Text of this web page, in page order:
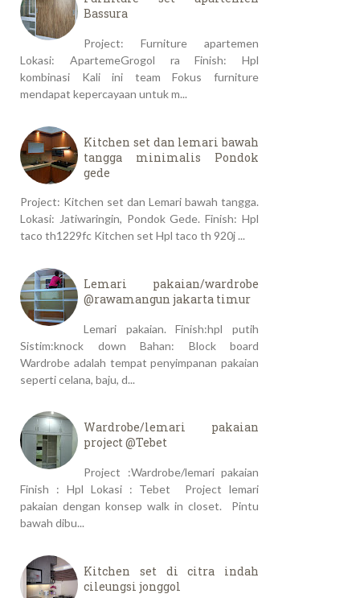
Bassura
Project: Furniture apartemen
Lokasi: ApartemeGrogol ra Finish: Hpl
kombinasi Kali ini team Fokus furniture
mendapat kepercayaan untuk m...
Kitchen set dan lemari bawah
tangga minimalis Pondok
gede
Project: Kitchen set dan Lemari bawah tangga.
Lokasi: Jatiwaringin, Pondok Gede. Finish: Hpl
taco th1229fc Kitchen set Hpl taco th 920j ...
Lemari pakaian/wardrobe
@rawamangun jakarta timur
Lemari pakaian. Finish:hpl putih
Sistim:knock down Bahan: Block board
Wardrobe adalah tempat penyimpanan pakaian
seperti celana, baju, d...
Wardrobe/lemari pakaian
project @Tebet
Project :Wardrobe/lemari pakaian
Finish : Hpl Lokasi : Tebet Project lemari
pakaian dengan konsep walk in closet. Pintu
bawah dibu...
Kitchen set di citra indah
cileungsi jonggol